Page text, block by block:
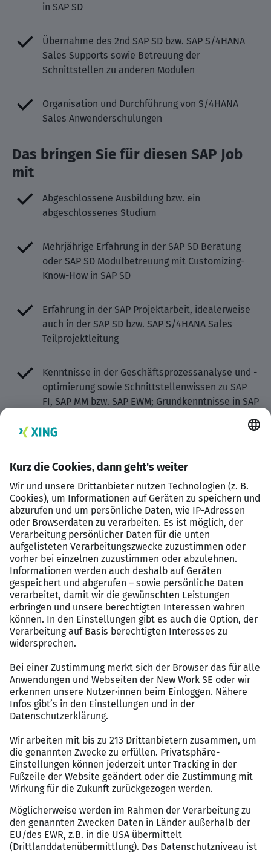
in SAP SD
Übernahme des 2nd SAP SD bzw. SAP S/4HANA
Sales Supports sowie Betreuung der
Schnittstellen zu anderen Modulen
Organisation und Durchführung von S/4HANA
Sales Anwenderschulungen
Das bringen Sie für diesen SAP Job
mit
Abgeschlossene Ausbildung bzw. ein
abgeschlossenes Studium
Mehrjährige Erfahrung in der SAP SD Beratung
oder SAP SD Modulbetreuung mit Customizing-
Know-How in SAP SD
Erfahrung in der SAP Projektarbeit, idealerweise
auch in der SAP SD bzw. SAP S/4HANA Sales
Teilprojektleitung
Kenntnisse in der Geschäftsprozessanalyse und -
optimierung sowie Schnittstellenwissen zu SAP
FI, SAP MM bzw. SAP EWM; Grundkenntnisse in SAP
wünschenswert
SAP SD Beraterpersönlichkeit mit sehr guten
Deutsch- und fließenden Englischkenntnissen
sowie einer Hands-on Mentalität und einer
strukturierten Arbeitsweise
Das sind Ihre Benefits bei diesem
SAP Job
Spannende SAP S/4HANA Sales Aufgaben und
Teilprojektleitung
Festes Weiterbildungsbudget für jeden
Mitarbeitenden
Eine familiäre, internationale und innovative
Unternehmenskultur
Eine gute Work-Life Balancedurch eine
Stundenwoche mit Zeiterfassungund
Gleitzeitkonto
40% mobiles Arbeiten bzw. 2 Tage Home Office
Bis zu85.000 EUR Jahresgehalt, je nach
bisheriger SAP SD Expertise